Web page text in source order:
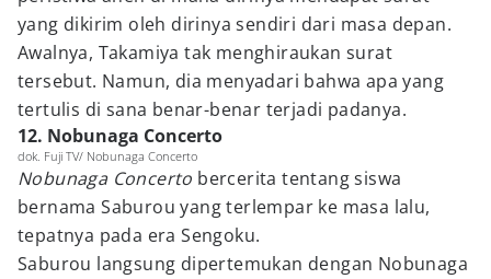
yang dikirim oleh dirinya sendiri dari masa depan.
Awalnya, Takamiya tak menghiraukan surat
tersebut. Namun, dia menyadari bahwa apa yang
tertulis di sana benar-benar terjadi padanya.
12. Nobunaga Concerto
dok. Fuji TV/ Nobunaga Concerto
Nobunaga Concerto bercerita tentang siswa
bernama Saburou yang terlempar ke masa lalu,
tepatnya pada era Sengoku.
Saburou langsung dipertemukan dengan Nobunaga